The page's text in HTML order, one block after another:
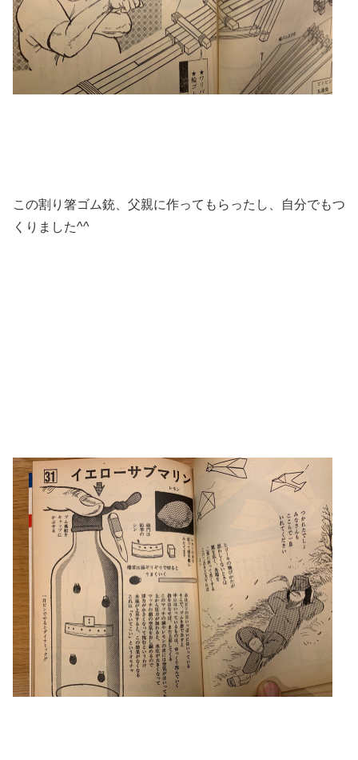
この割り箸ゴム銃、父親に作ってもらったし、自分でもつ
くりました^^